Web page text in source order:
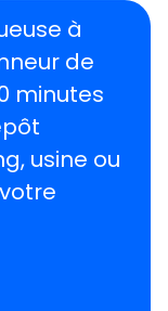
à
de
minutes
usine ou